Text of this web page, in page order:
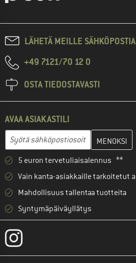
LÄHETÄ MEILLE
+49 7121/70 12 0
OSTA TIEDOSTAVASTI
AVAA ASIAKASTILI
Sähköpostiosoite
Anna sähköpostiosoitteesi ja luo
5 euron tervetuliaisalennus **
Vain kanta-asiakkaille tarkoitetut
Mahdollisuus tallentaa tuotteita
Syntymäpäiväyllätys